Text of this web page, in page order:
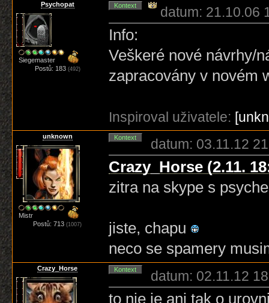
Psychopat
Siegemaster
Postů: 183 (492)
Kontext datum: 21.10.06
Info:
Veškeré nové návrhy/
zapracovány v novém
Inspiroval uživatele:
unknown
Mistr
Postů: 713(1007)
Kontext datum: 03.11.12
Crazy_Horse (2.11.
zitra na skype s
jiste, chapu
neco se spamery
Crazy_Horse Kontext datum: 02.11.12
to nie je ani tak o